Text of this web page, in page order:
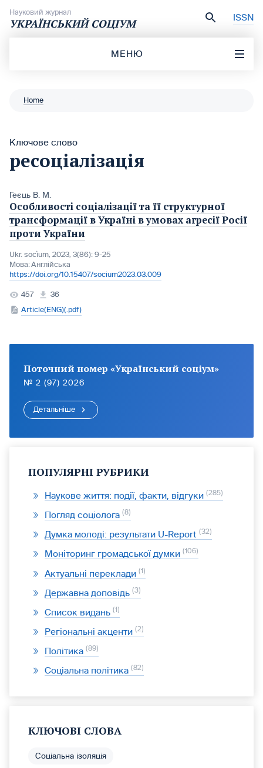
Науковий журнал
УКРАЇНСЬКИЙ СОЦІУМ ISSN
МЕНЮ
Home
Ключове слово
ресоціалізація
Геєць В. М.
Особливості соціалізації та її структурної
трансформації в Україні в умовах агресії Росії
проти України
Ukr. socìum, 2023, 3(86): 9-25
Мова:Англійська
https://doi.org/10.15407/socium2023.03.009
457
36
Article(ENG)(.pdf)
Поточний номер «Український соціум»
№ 2 (97) 2026
Детальніше
ПОПУЛЯРНІ РУБРИКИ
Наукове життя: події, факти, відгуки 285
Погляд соціолога 8
Думка молоді: результати U-Report 32
Моніторинг громадської думки 106
Актуальні переклади 1
Державна доповідь 3
Список видань 1
Регіональні акценти 2
Політика 89
Соціальна політика 82
КЛЮЧОВІ СЛОВА
Соціальна ізоляція